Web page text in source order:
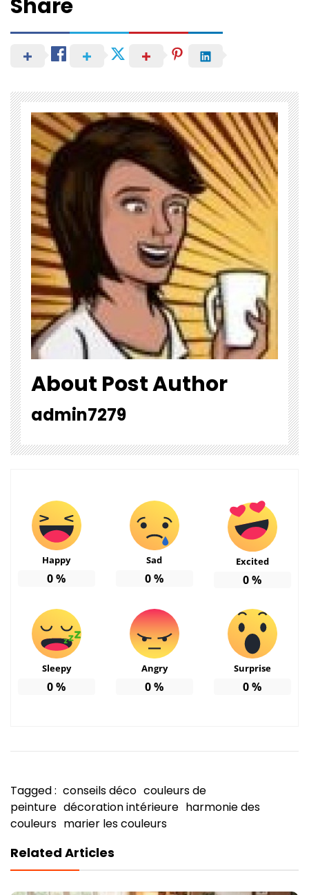
Share
About Post Author
admin7279
Happy
0%
Sad
0%
Excited
0%
Sleepy
0%
Angry
0%
Surprise
0%
Tagged : conseils déco couleurs de
peinture décoration intérieure harmonie des
couleurs marier les couleurs
Related Articles